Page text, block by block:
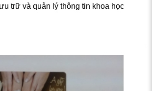
trữ và quản lý thông tin khoa học